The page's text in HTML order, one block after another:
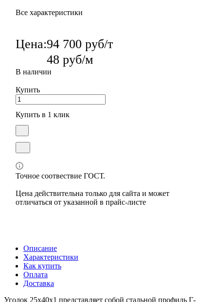
Все характеристики
Цена:94 700 руб/т
48 руб/м
В наличии
Купить
Купить в 1 клик
Точное соотвествие ГОСТ.
Цена действительна только для сайта и может
отличаться от указанной в прайс-листе
Описание
Характеристики
Как купить
Оплата
Доставка
Уголок 25х40х1 представляет собой стальной профиль Г-